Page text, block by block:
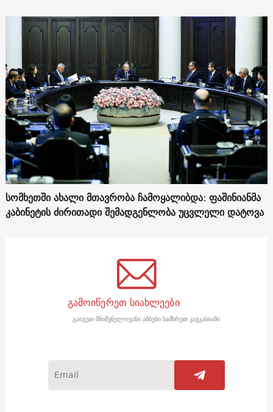
სომხეთში ახალი მთავრობა ჩამოყალიბდა: ფაშინიანმა
კაბინეტის ძირითადი შემადგენლობა უცვლელი დატოვა
გამოიწერეთ სიახლეები
გაიგეთ მნიშვნელოვანი ამბები სამხრეთ კავკასიაში